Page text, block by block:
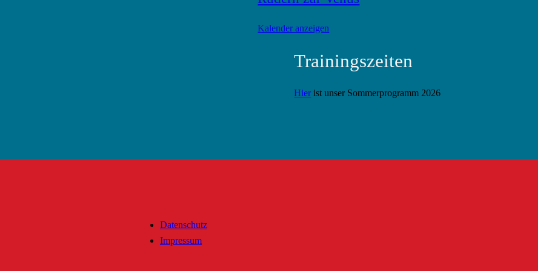
Kalender anzeigen
Trainingszeiten
Hier ist unser Sommerprogramm 2026
Datenschutz
Impressum